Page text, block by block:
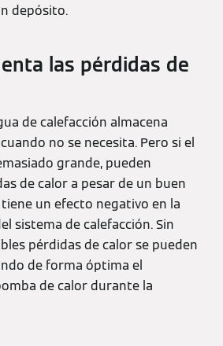
depósito.
las pérdidas de
de calefacción almacena
no se necesita. Pero si el
grande, pueden
de calor a pesar de un buen
un efecto negativo en la
sistema de calefacción. Sin
pérdidas de calor se pueden
de forma óptima el
de calor durante la